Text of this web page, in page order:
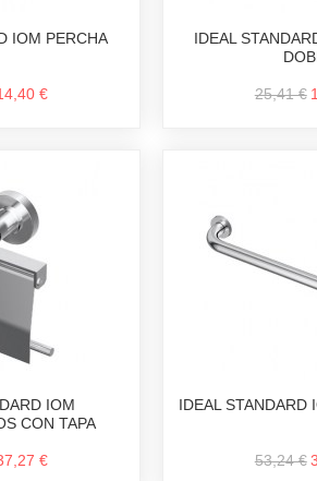
IOM PERCHA
€
IDEAL
25,41 €
IOM
CON TAPA
€
IDEAL STANDARD
53,24 €